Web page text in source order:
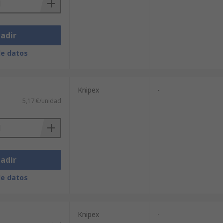
datos
5,17 €/unidad
datos
Knipex -
Knipex -